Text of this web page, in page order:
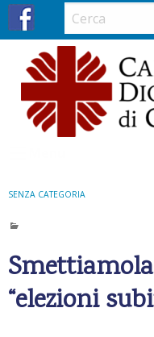
SENZA CATEGORIA
“elezioni